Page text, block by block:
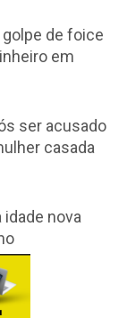
de foice
em
ser acusado
casada
nova